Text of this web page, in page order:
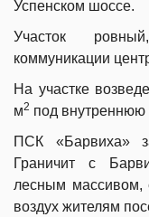
Успенском шоссе.
Участок
коммуникации
На участке
м2 под внутреннюю
ПСК «Барвиха»
Граничит с
лесным массивом,
воздух жителям